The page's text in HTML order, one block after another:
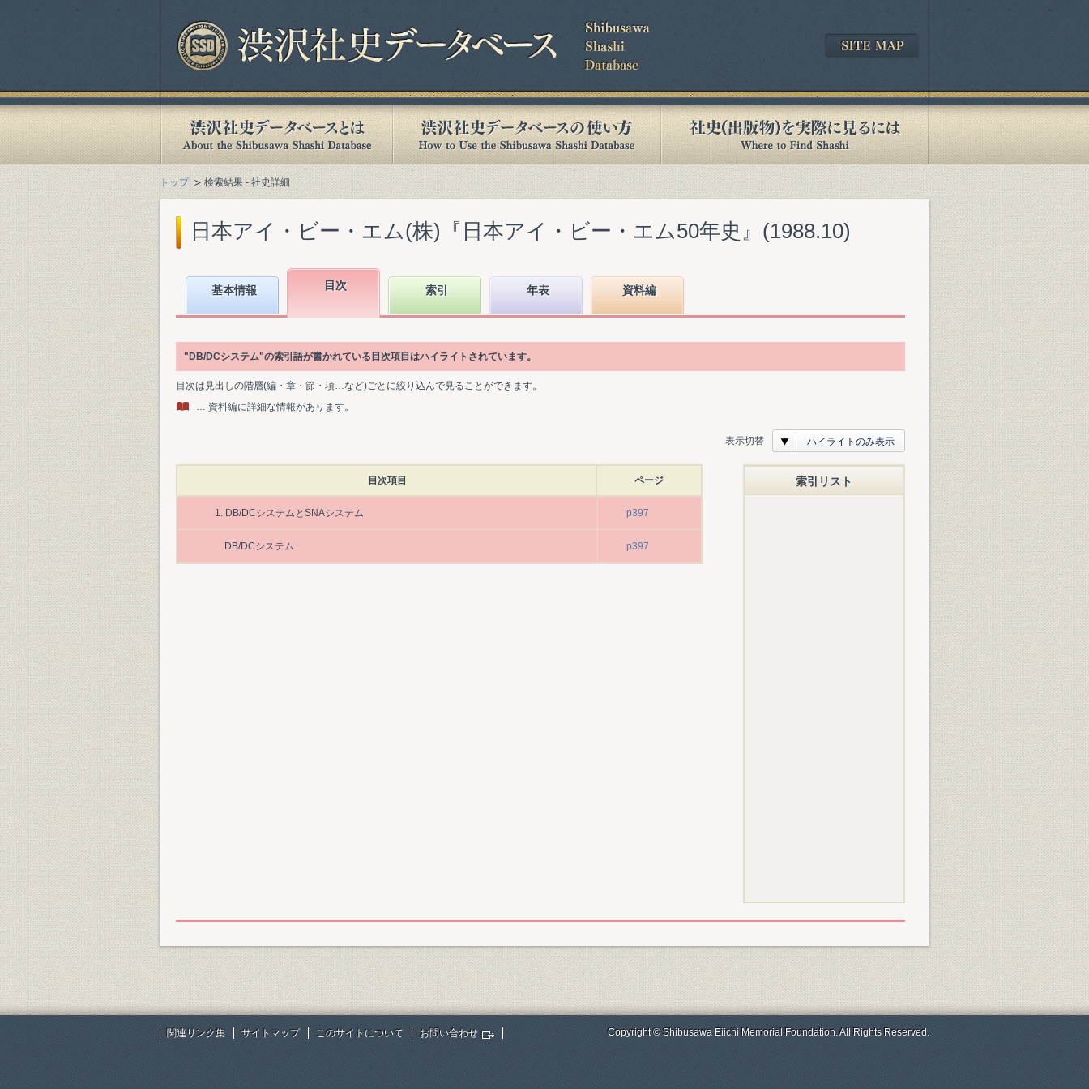
トップ 検索結果 - 社史詳細
日本アイ・ビー・エム(株)『日本アイ・ビー・エム50年史』(1988.10)
基本情報 目次 索引 年表 資料編
"DB/DCシステム"の索引語が書かれている目次項目はハイライトされています。
目次は見出しの階層(編・章・節・項…など)ごとに絞り込んで見ることができます。
… 資料編に詳細な情報があります。
表示切替 ハイライトのみ表示
目次項目 ページ
1. DB/DCシステムとSNAシステム p397
DB/DCシステム p397
索引リスト
関連リンク集 サイトマップ このサイトについて お問い合わせ Copyright © Shibusawa Eiichi Memorial Foundation. All Rights Reserved.